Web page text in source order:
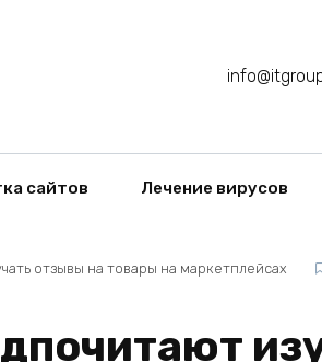
сайтов Лечение вирусов
отзывы на товары на маркетплейсах